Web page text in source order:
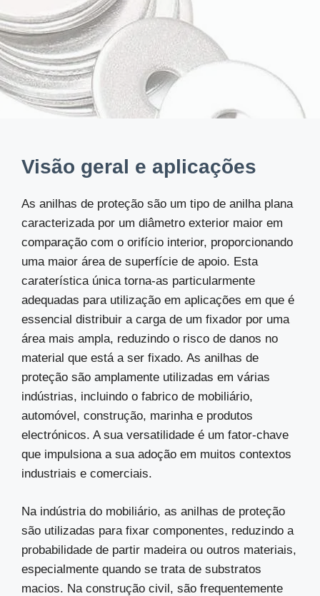
Visão geral e aplicações
As anilhas de proteção são um tipo de anilha plana
caracterizada por um diâmetro exterior maior em
comparação com o orifício interior, proporcionando
uma maior área de superfície de apoio. Esta
caraterística única torna-as particularmente
adequadas para utilização em aplicações em que é
essencial distribuir a carga de um fixador por uma
área mais ampla, reduzindo o risco de danos no
material que está a ser fixado. As anilhas de
proteção são amplamente utilizadas em várias
indústrias, incluindo o fabrico de mobiliário,
automóvel, construção, marinha e produtos
electrónicos. A sua versatilidade é um fator-chave
que impulsiona a sua adoção em muitos contextos
industriais e comerciais.
Na indústria do mobiliário, as anilhas de proteção
são utilizadas para fixar componentes, reduzindo a
probabilidade de partir madeira ou outros materiais,
especialmente quando se trata de substratos
macios. Na construção civil, são frequentemente